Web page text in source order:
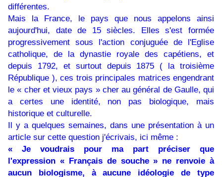
différentes.
Mais la France, le pays que nous appelons ainsi
aujourd'hui, date de 15 siècles. Elles s'est formée
progressivement sous l'action conjuguée de l'Eglise
catholique, de la dynastie royale des capétiens, et
depuis 1792, et surtout depuis 1875 ( la troisième
République ), ces trois principales matrices engendrant
le « cher et vieux pays » cher au général de Gaulle, qui
a certes une identité, non pas biologique, mais
historique et culturelle.
Il y a quelques semaines, dans une présentation à un
article sur cette question j'écrivais, ici même :
« Je voudrais pour ma part préciser que
l'expression « Français de souche » ne renvoie à
aucun biologisme, à aucune idéologie de type